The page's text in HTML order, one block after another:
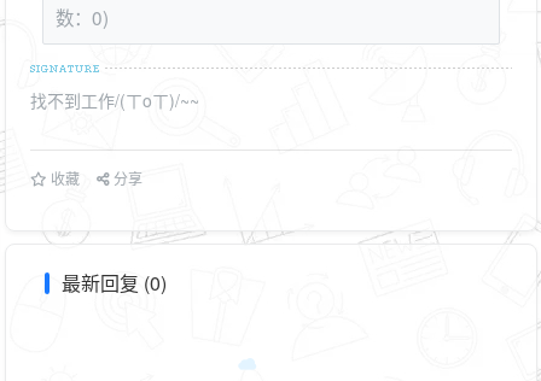
数：0)
找不到工作/(ㄒoㄒ)/~~
收藏 分享
最新回复 (0)